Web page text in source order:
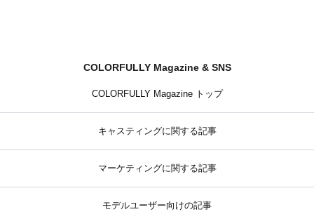
COLORFULLY Magazine & SNS
COLORFULLY Magazine トップ
キャスティングに関する記事
マーケティングに関する記事
モデルユーザー向けの記事